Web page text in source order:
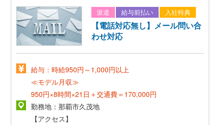
派遣 給与前払い 入社特典
【電話対応無し】メール問い合
わせ対応
給与：時給950円～1,000円以上
≪モデル月収≫
950円×8時間×21日＋交通費＝170,000円
勤務地：那覇市久茂地
【アクセス】